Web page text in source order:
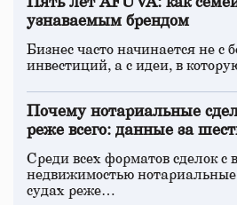
узнаваемым брендом
Бизнес часто начинается не с
инвестиций, а с идеи, в
Почему нотариальные
реже всего: данные за
Среди всех форматов сделок с
недвижимостью нотариальные
судах реже…